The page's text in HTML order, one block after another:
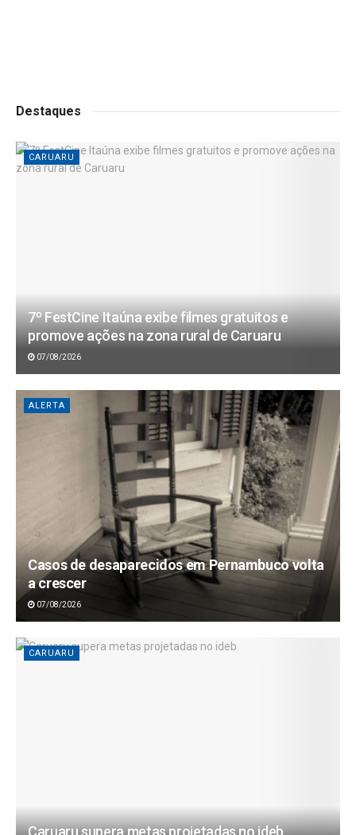
Destaques
CARUARU
7º FestCine Itaúna exibe filmes gratuitos e
promove ações na zona rural de Caruaru
07/08/2026
ALERTA
Casos de desaparecidos em Pernambuco volta
a crescer
07/08/2026
CARUARU
Caruaru supera metas projetadas no ideb